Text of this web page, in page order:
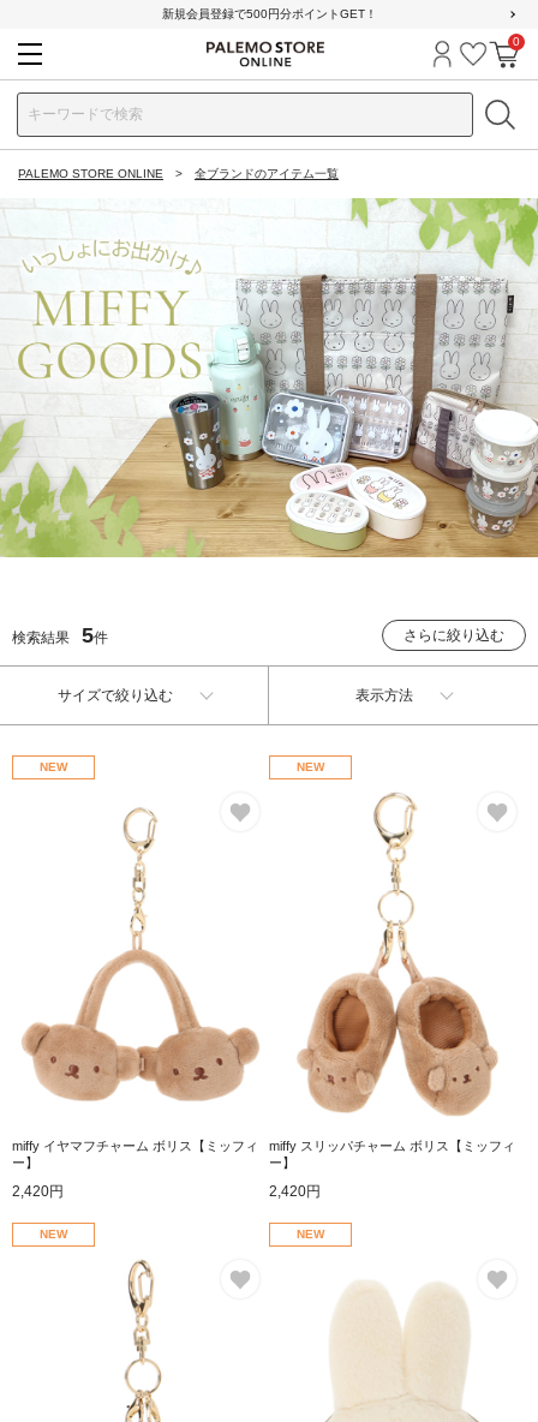
新規会員登録で500円分ポイントGET！
ログイン
お気に
カ
0
PALEMO STORE ONLINE 全ブランドのアイテム一覧
検索結果 5件 さらに絞り込む
サイズで絞り込む 表示方法
NEW
miffy イヤマフチャーム ボリス【ミッフィ
ー】
2,420円
NEW
miffy スリッパチャーム ボリス【ミッフィ
ー】
2,420円
NEW NEW